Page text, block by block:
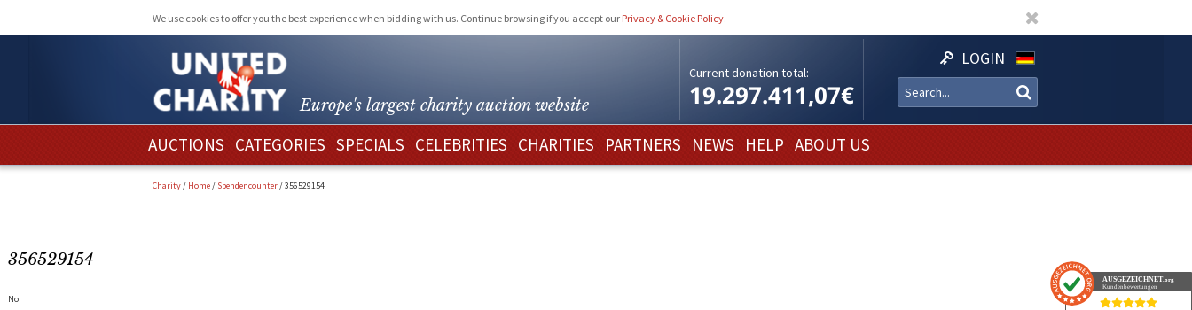
We use cookies to offer you the best experience when bidding with us. Continue browsing if you accept our Privacy & Cookie Policy.
Europe's largest charity auction website
Current donation total:
19.297.411,07€
LOGIN
AUCTIONS CATEGORIES SPECIALS CELEBRITIES CHARITIES PARTNERS NEWS HELP ABOUT US
Charity/ Home/ Spendencounter/356529154
356529154
No
AUSGEZEICHNET.org
Kundenbewertungen